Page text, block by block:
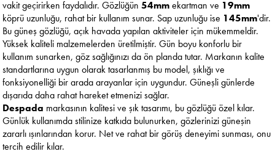
vakit geçirirken faydalıdır. Gözlüğün54mmekartman ve 19mm
köprü uzunluğu, rahat bir kullanım sunar. Sap uzunluğu ise 145mm'dir.
Bu güneş gözlüğü, açık havada yapılan aktiviteler için mükemmeldir.
Yüksek kaliteli malzemelerden üretilmiştir. Gün boyu konforlu bir
kullanım sunarken, göz sağlığınızı da ön planda tutar. Markanın kalite
standartlarına uygun olarak tasarlanmış bu model, şıklığı ve
fonksiyonelliği bir arada arayanlar için uygundur. Güneşli günlerde
dışarıda daha rahat hareket etmenizi sağlar.
Despada markasının kalitesi ve şık tasarımı, bu gözlüğü özel kılar.
Günlük kullanımda stilinize katkıda bulunurken, gözlerinizi güneşin
zararlı ışınlarından korur. Net ve rahat bir görüş deneyimi sunması, onu
tercih edilir kılar.